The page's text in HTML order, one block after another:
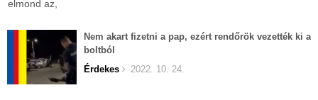
Nem akart fizetni a pap, ezért rendőrök vezették ki a
boltból
Érdekes
2022. 10. 24.